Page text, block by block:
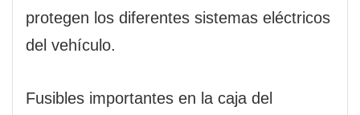
protegen los diferentes sistemas eléctricos
del vehículo.
Fusibles importantes en la caja del